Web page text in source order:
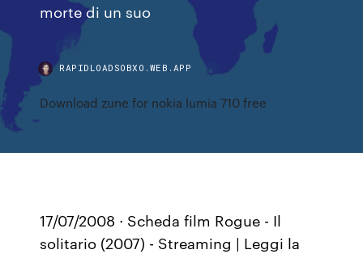
morte di un suo
RAPIDLOADSOBXO.WEB.APP
Download zune for nokia lumia 710 free
17/07/2008 · Scheda film Rogue - Il
solitario (2007) - Streaming | Leggi la